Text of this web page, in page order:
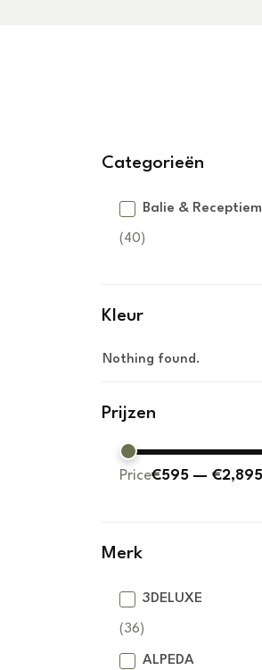
Categorieën
Balie &
(40)
Kleur
Nothing found.
Prijzen
Price€595 — €2,895
Merk
3DELUXE
(36)
ALPEDA